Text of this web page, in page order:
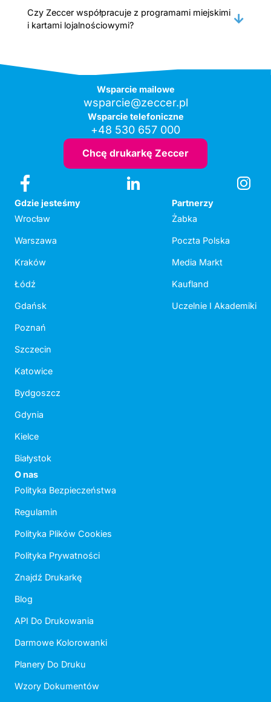
Czy Zeccer współpracuje z programami miejskimi
i kartami lojalnościowymi?
Wsparcie mailowe
wsparcie@zeccer.pl
Wsparcie telefoniczne
+48 530 657 000
Chcę drukarkę Zeccer
Gdzie jesteśmy
Wrocław
Warszawa
Kraków
Łódź
Gdańsk
Poznań
Szczecin
Katowice
Bydgoszcz
Gdynia
Kielce
Białystok
Partnerzy
Żabka
Poczta Polska
Media Markt
Kaufland
Uczelnie I Akademiki
O nas
Polityka Bezpieczeństwa
Regulamin
Polityka Plików Cookies
Polityka Prywatności
Znajdź Drukarkę
Blog
API Do Drukowania
Darmowe Kolorowanki
Planery Do Druku
Wzory Dokumentów